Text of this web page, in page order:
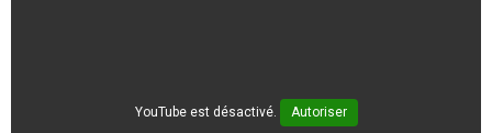
YouTube est désactivé. Autoriser